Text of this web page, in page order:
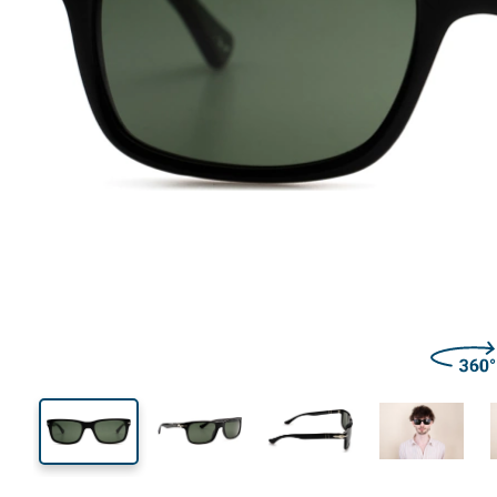
Calibre total dos óculos
39 mm
Comprimento do cristal
58 mm
Calibre do cristal